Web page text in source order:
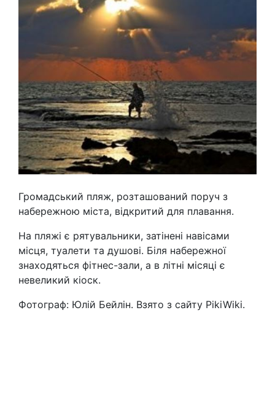
Громадський пляж, розташований поруч з
набережною міста, відкритий для плавання.
На пляжі є рятувальники, затінені навісами
місця, туалети та душові. Біля набережної
знаходяться фітнес-зали, а в літні місяці є
невеликий кіоск.
Фотограф: Юлій Бейлін. Взято з сайту PikiWiki.